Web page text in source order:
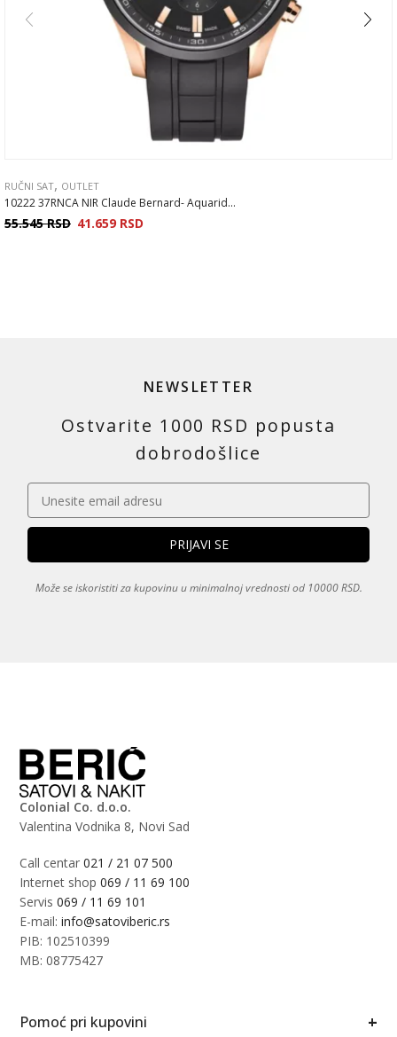
RUČNI SAT, OUTLET
10222 37RNCA NIR Claude Bernard- Aquarid...
55.545RSD 41.659 RSD
NEWSLETTER
Ostvarite 1000 RSD popusta
dobrodošlice
Može se iskoristiti za kupovinu u minimalnoj vrednosti od 10000 RSD.
Colonial Co. d.o.o.
Valentina Vodnika 8, Novi Sad
Call centar021 / 21 07 500
Internet shop069 / 11 69 100
Servis069 / 11 69 101
E-mail:info@satoviberic.rs
PIB: 102510399
MB: 08775427
Pomoć pri kupovini +